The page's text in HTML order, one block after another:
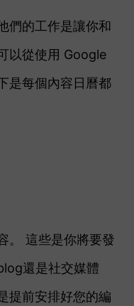
們的工作是讓你和
以從使用 Google
是每個內容日曆都
。 這些是你將要發
還是社交媒體
提前安排好您的編